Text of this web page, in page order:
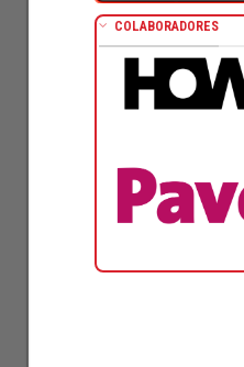
COLABORADORES